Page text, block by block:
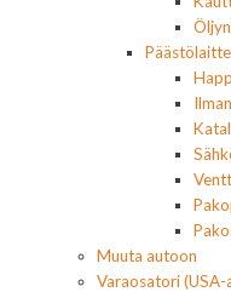
Muuta autoon
Varaosatori (USA-